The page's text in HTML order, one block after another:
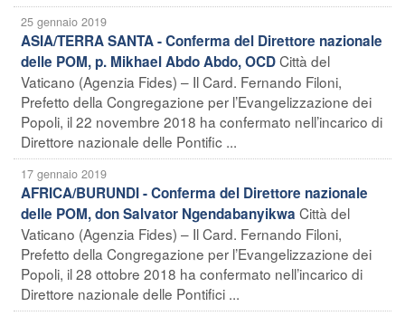
25 gennaio 2019
ASIA/TERRA SANTA - Conferma del Direttore nazionale
delle POM, p. Mikhael Abdo Abdo, OCDCittà del
Vaticano (Agenzia Fides) – Il Card. Fernando Filoni,
Prefetto della Congregazione per l’Evangelizzazione dei
Popoli, il 22 novembre 2018 ha confermato nell’incarico di
Direttore nazionale delle Pontific ...
17 gennaio 2019
AFRICA/BURUNDI - Conferma del Direttore nazionale
delle POM, don Salvator Ngendabanyikwa Città del
Vaticano (Agenzia Fides) – Il Card. Fernando Filoni,
Prefetto della Congregazione per l’Evangelizzazione dei
Popoli, il 28 ottobre 2018 ha confermato nell’incarico di
Direttore nazionale delle Pontifici ...